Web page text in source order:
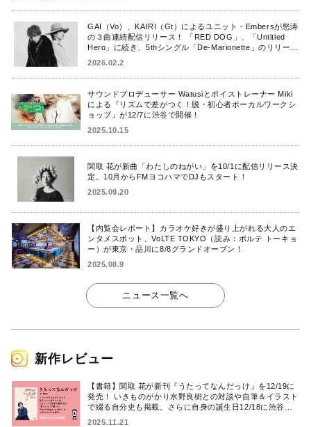
GAI（Vo）、KAIRI（Gt）によるユニット・Embersが怒涛
の３曲連続配信リリース！ 「RED DOG」、「Untitled
Hero」に続き、5thシングル「De-Marionette」のリリース
2026.02.2
サウンドプロデューサー Watusiとボイストレーナー Miki
による『リズムで差がつく！脱・初心者ボーカルワークシ
ョップ』が12/7に渋谷で開催！
2025.10.15
関取 花が新曲「わたしのねがい」を10/1に配信リリース決
定。10月からFMヨコハマでDJもスタート！
2025.09.20
【内覧会レポート】カラオケ好きが盛り上がれる大人のエ
ンタメスポット、VoLTE TOKYO（読み：ボルテ トーキョ
ー）が東京・品川に8/8グランドオープン！
2025.08.9
ニュース一覧へ
新作レビュー
【書籍】関取 花が新刊『うたってなんだっけ』を12/19に
発売！ いきものがかり水野良樹との対談や自筆＆イラスト
で綴る自分史も掲載。さらに自身の誕生日12/18に渋谷で
2025.11.21